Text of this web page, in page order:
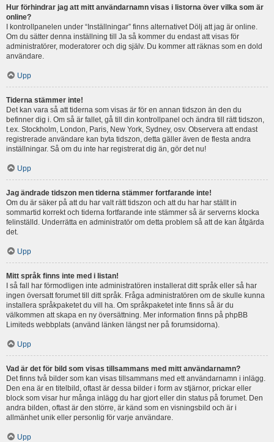
Hur förhindrar jag att mitt användarnamn visas i listorna över vilka som är
online?
I kontrollpanelen under “Inställningar” finns alternativet Dölj att jag är online.
Om du sätter denna inställning till Ja så kommer du endast att visas för
administratörer, moderatorer och dig själv. Du kommer att räknas som en dold
användare.
Upp
Tiderna stämmer inte!
Det kan vara så att tiderna som visas är för en annan tidszon än den du
befinner dig i. Om så är fallet, gå till din kontrollpanel och ändra till rätt tidszon,
t.ex. Stockholm, London, Paris, New York, Sydney, osv. Observera att endast
registrerade användare kan byta tidszon, detta gäller även de flesta andra
inställningar. Så om du inte har registrerat dig än, gör det nu!
Upp
Jag ändrade tidszon men tiderna stämmer fortfarande inte!
Om du är säker på att du har valt rätt tidszon och att du har har ställt in
sommartid korrekt och tiderna fortfarande inte stämmer så är serverns klocka
felinställd. Underrätta en administratör om detta problem så att de kan åtgärda
det.
Upp
Mitt språk finns inte med i listan!
I så fall har förmodligen inte administratören installerat ditt språk eller så har
ingen översatt forumet till ditt språk. Fråga administratören om de skulle kunna
installera språkpaketet du vill ha. Om språkpaketet inte finns så är du
välkommen att skapa en ny översättning. Mer information finns på phpBB
Limiteds webbplats (använd länken längst ner på forumsidorna).
Upp
Vad är det för bild som visas tillsammans med mitt användarnamn?
Det finns två bilder som kan visas tillsammans med ett användarnamn i inlägg.
Den ena är en titelbild, oftast är dessa bilder i form av stjärnor, prickar eller
block som visar hur många inlägg du har gjort eller din status på forumet. Den
andra bilden, oftast är den större, är känd som en visningsbild och är i
allmänhet unik eller personlig för varje användare.
Upp